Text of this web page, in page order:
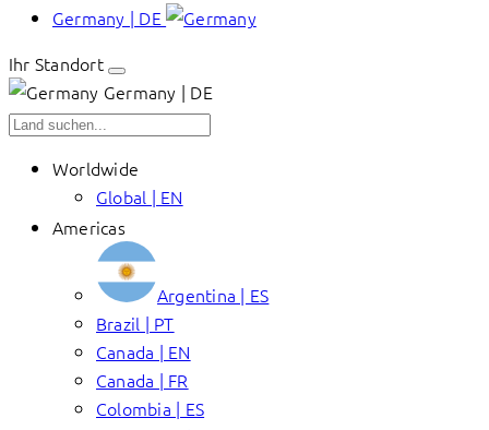
Germany | DE
Ihr Standort
Germany | DE
Worldwide
Global | EN
Americas
Argentina | ES
Brazil | PT
Canada | EN
Canada | FR
Colombia | ES